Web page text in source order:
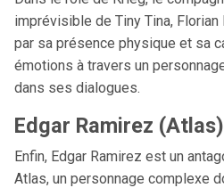
imprévisible de Tiny Tina,
par sa présence physique et sa
émotions à travers un
dans ses dialogues.
Edgar Ramirez (Atlas)
Enfin, Edgar Ramirez est un
Atlas, un personnage complexe